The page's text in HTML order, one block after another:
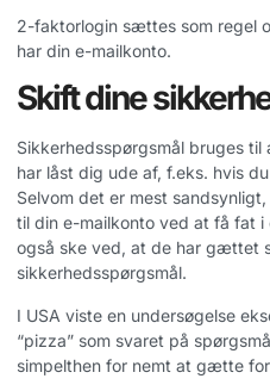
2-faktorlogin sættes som regel
har din e-mailkonto.
Skift dine
Sikkerhedsspørgsmål bruges
har låst dig ude af, f.eks. hvis
Selvom det er mest
til din e-mailkonto ved at få fat
også ske ved, at de har gættet
sikkerhedsspørgsmål.
I USA viste en undersøgelse
“pizza” som svaret på
simpelthen for nemt at gætte